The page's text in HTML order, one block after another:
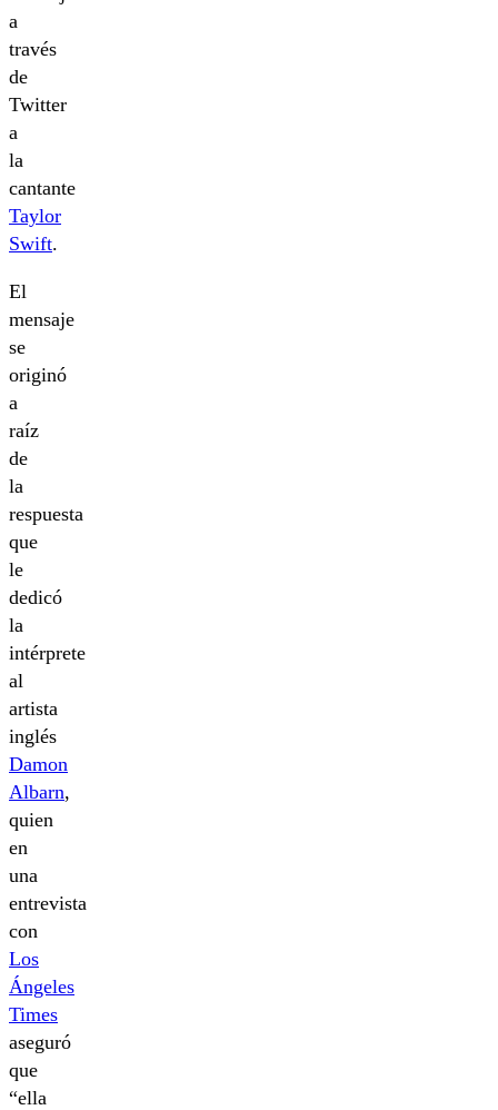
a
través
de
Twitter
a
la
cantante
Taylor
Swift.
El
mensaje
se
originó
a
raíz
de
la
respuesta
que
le
dedicó
la
intérprete
al
artista
inglés
Damon
Albarn,
quien
en
una
entrevista
con
Los
Ángeles
Times
aseguró
que
“ella